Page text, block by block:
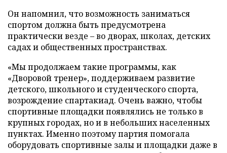
Он напомнил, что возможность заниматься
спортом должна быть предусмотрена
практически везде – во дворах, школах, детских
садах и общественных пространствах.
«Мы продолжаем такие программы, как
«Дворовой тренер», поддерживаем развитие
детского, школьного и студенческого спорта,
возрождение спартакиад. Очень важно, чтобы
спортивные площадки появлялись не только в
крупных городах, но и в небольших населенных
пунктах. Именно поэтому партия помогала
оборудовать спортивные залы и площадки даже в